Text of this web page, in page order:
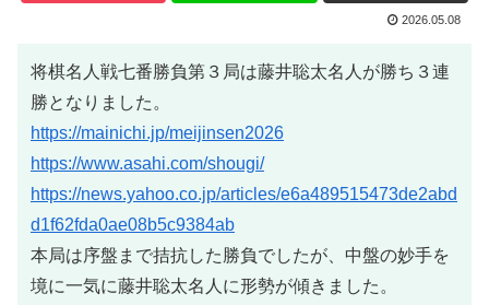
2026.05.08
将棋名人戦七番勝負第３局は藤井聡太名人が勝ち３連
勝となりました。
https://mainichi.jp/meijinsen2026
https://www.asahi.com/shougi/
https://news.yahoo.co.jp/articles/e6a489515473de2abd
d1f62fda0ae08b5c9384ab
本局は序盤まで拮抗した勝負でしたが、中盤の妙手を
境に一気に藤井聡太名人に形勢が傾きました。